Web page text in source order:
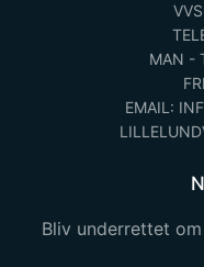
MAN -
EMAIL:
Bliv underrettet